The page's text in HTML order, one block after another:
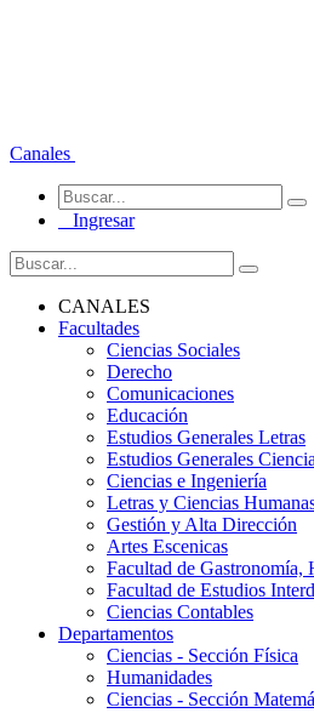
Canales
Ingresar
CANALES
Facultades
Ciencias Sociales
Derecho
Comunicaciones
Educación
Estudios Generales Letras
Estudios Generales
Ciencias e Ingeniería
Letras y Ciencias
Gestión y Alta Dirección
Artes Escenicas
Facultad de Gastronomía,
Facultad de Estudios
Ciencias Contables
Departamentos
Ciencias - Sección Física
Humanidades
Ciencias - Sección